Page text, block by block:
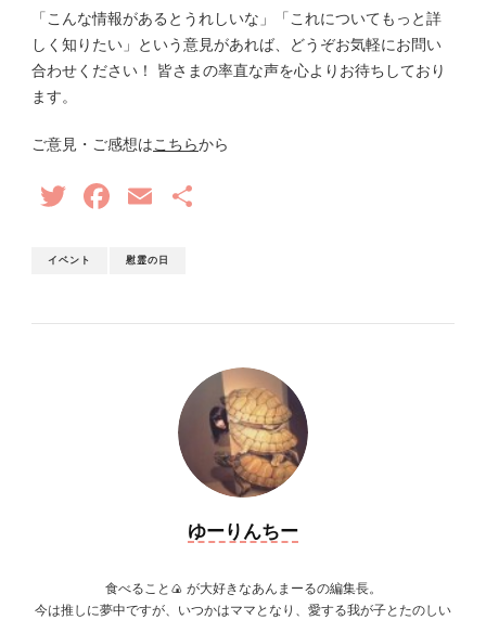
「こんな情報があるとうれしいな」「これについてもっと詳
しく知りたい」という意見があれば、どうぞお気軽にお問い
合わせください！ 皆さまの率直な声を心よりお待ちしており
ます。
ご意見・ご感想はこちらから
TwitterFacebook
Email
イベント 慰霊の日
ゆーりんちー
食べること🍙 が大好きなあんまーるの編集長。
今は推しに夢中ですが、いつかはママとなり、愛する我が子とたのしい